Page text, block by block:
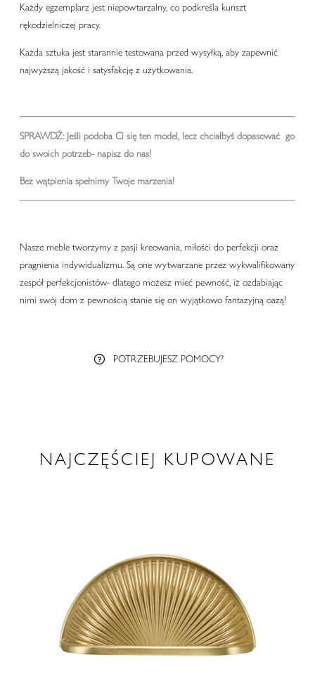
Każdy egzemplarz jest niepowtarzalny, co podkreśla kunszt
rękodzielniczej pracy.
Każda sztuka jest starannie testowana przed wysyłką, aby zapewnić
najwyższą jakość i satysfakcję z użytkowania.
SPRAWDŹ: Jeśli podoba Ci się ten model, lecz chciałbyś dopasować go
do swoich potrzeb- napisz do nas!
Bez wątpienia spełnimy Twoje marzenia!
Nasze meble tworzymy z pasji kreowania, miłości do perfekcji oraz
pragnienia indywidualizmu. Są one wytwarzane przez wykwalifikowany
zespół perfekcjonistów- dlatego możesz mieć pewność, iż ozdabiając
nimi swój dom z pewnością stanie się on wyjątkowo fantazyjną oazą!
POTRZEBUJESZ POMOCY?
NAJCZĘŚCIEJ KUPOWANE